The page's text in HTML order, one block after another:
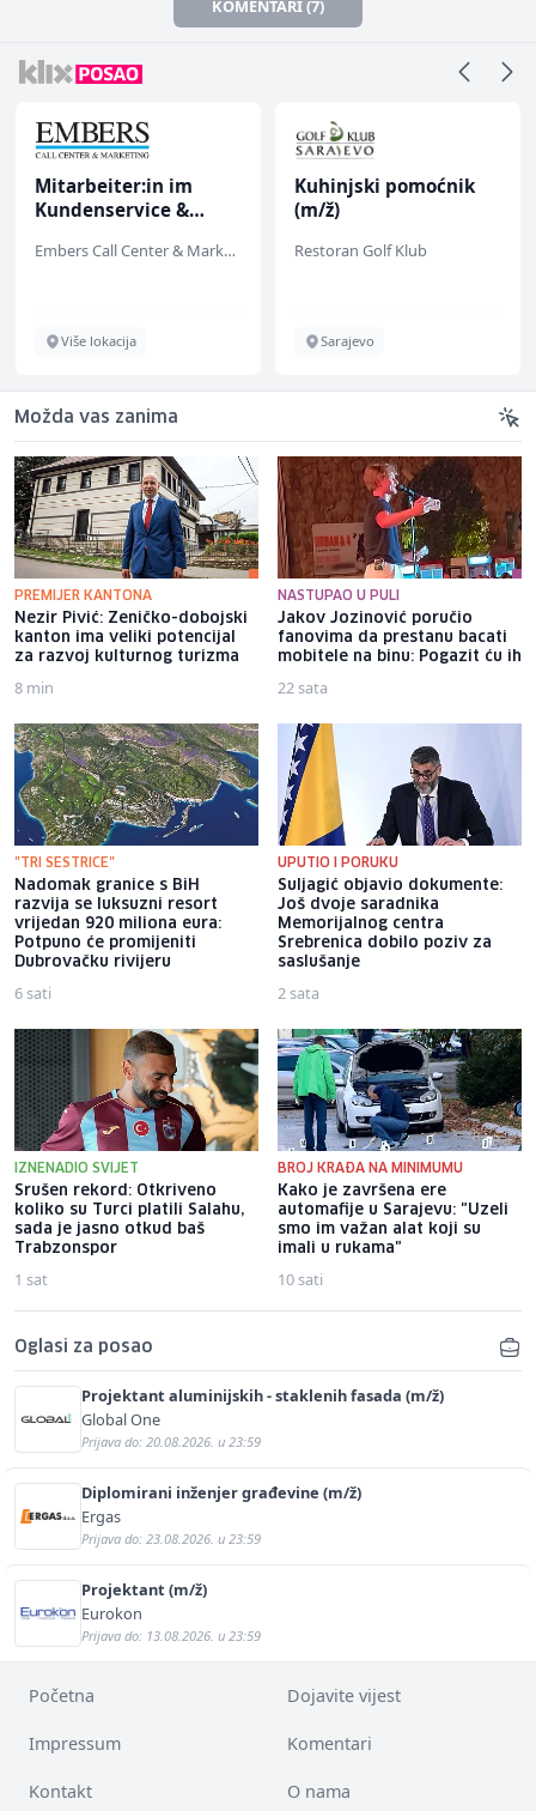
KOMENTARI (7)
Mitarbeiter:in im
Kundenservice &
Embers Call Center & Marketing
Više lokacija
Kuhinjski pomoćnik
(m/ž)
Restoran Golf Klub
Sarajevo
Možda vas zanima
PREMIJER KANTONA
Nezir Pivić: Zeničko-dobojski
kanton ima veliki potencijal
za razvoj kulturnog turizma
8 min
NASTUPAO U PULI
Jakov Jozinović poručio
fanovima da prestanu bacati
mobitele na binu: Pogazit ću ih
22 sata
"TRI SESTRICE"
Nadomak granice s BiH
razvija se luksuzni resort
vrijedan 920 miliona eura:
Potpuno će promijeniti
Dubrovačku rivijeru
6 sati
UPUTIO I PORUKU
Suljagić objavio dokumente:
Još dvoje saradnika
Memorijalnog centra
Srebrenica dobilo poziv za
saslušanje
2 sata
IZNENADIO SVIJET
Srušen rekord: Otkriveno
koliko su Turci platili Salahu,
sada je jasno otkud baš
Trabzonspor
1 sat
BROJ KRAĐA NA MINIMUMU
Kako je završena ere
automafije u Sarajevu: "Uzeli
smo im važan alat koji su
imali u rukama"
10 sati
Oglasi za posao
Projektant aluminijskih - staklenih fasada (m/ž)
Global One
Prijava do: 20.08.2026. u 23:59
Diplomirani inženjer građevine (m/ž)
Ergas
Prijava do: 23.08.2026. u 23:59
Projektant (m/ž)
Eurokon
Prijava do: 13.08.2026. u 23:59
Početna Dojavite vijest
Impressum Komentari
Kontakt O nama